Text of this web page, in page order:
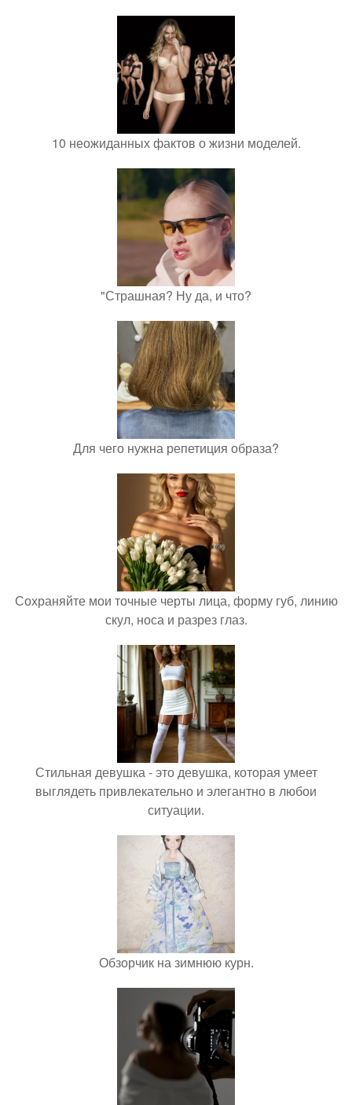
10 неожиданных фактов о жизни моделей.
"Страшная? Ну да, и что?
Для чего нужна репетиция образа?
Сохраняйте мои точные черты лица, форму губ, линию
скул, носа и разрез глаз.
Стильная девушка - это девушка, которая умеет
выглядеть привлекательно и элегантно в любои
ситуации.
Обзорчик на зимнюю курн.